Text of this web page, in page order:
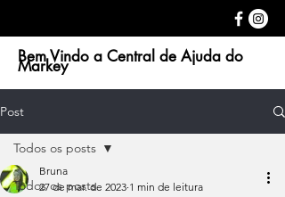
Bem Vindo a Central de Ajuda do
Markey
Post
Todos os posts
Todos os posts
Bruna
27 de mar. de 2023 1 min de leitura